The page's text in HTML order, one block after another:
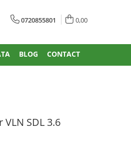
0720855801 0,00
BLOG CONTACT
SDL 3.6